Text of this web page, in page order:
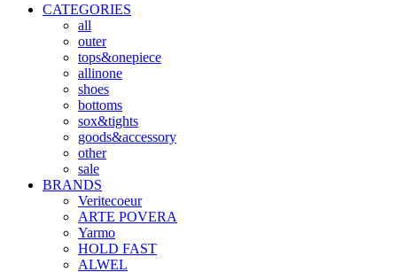
CATEGORIES
all
outer
tops&onepiece
allinone
shoes
bottoms
sox&tights
goods&accessory
other
sale
BRANDS
Veritecoeur
ARTE POVERA
Yarmo
HOLD FAST
ALWEL